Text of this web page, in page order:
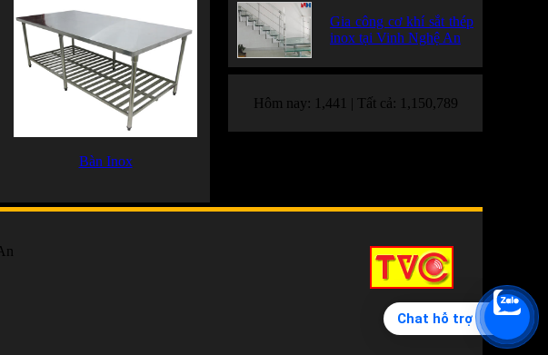
Bàn Inox
Gia công cơ khí sắt thép
inox tại Vinh Nghệ An
Hôm nay: 1,441 | Tất cả: 1,150,789
Chat hỗ trợ